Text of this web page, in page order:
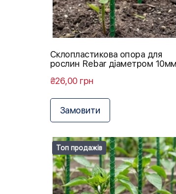
Склопластикова опора для
рослин Rebar діаметром 10мм
₴26,00 грн
Замовити
Топ продажів